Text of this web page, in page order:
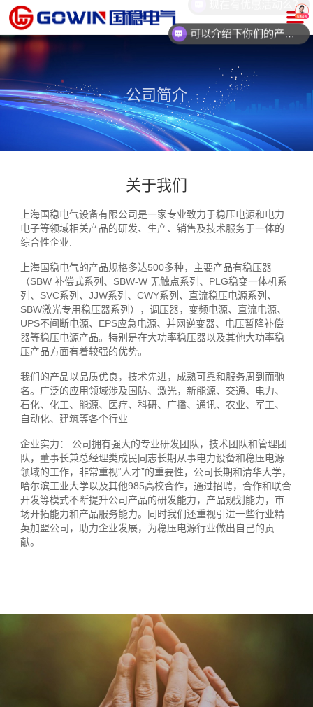
公司简介
关于我们
上海国稳电气设备有限公司是一家专业致力于稳压电源和电力
电子等领域相关产品的研发、生产、销售及技术服务于一体的
综合性企业.
上海国稳电气的产品规格多达500多种，主要产品有稳压器
（SBW 补偿式系列、SBW-W 无触点系列、PLG稳变一体机系
列、SVC系列、JJW系列、CWY系列、直流稳压电源系列、
SBW激光专用稳压器系列），调压器，变频电源、直流电源、
UPS不间断电源、EPS应急电源、并网逆变器、电压暂降补偿
器等稳压电源产品。特别是在大功率稳压器以及其他大功率稳
压产品方面有着较强的优势。
我们的产品以品质优良，技术先进，成熟可靠和服务周到而驰
名。广泛的应用领域涉及国防、激光，新能源、交通、电力、
石化、化工、能源、医疗、科研、广播、通讯、农业、军工、
自动化、建筑等各个行业
企业实力： 公司拥有强大的专业研发团队，技术团队和管理团
队，董事长兼总经理类成民同志长期从事电力设备和稳压电源
领域的工作，非常重视“人才”的重要性，公司长期和清华大学，
哈尔滨工业大学以及其他985高校合作，通过招聘，合作和联合
开发等模式不断提升公司产品的研发能力，产品规划能力，市
场开拓能力和产品服务能力。同时我们还重视引进一些行业精
英加盟公司，助力企业发展，为稳压电源行业做出自己的贡
献。
你们是怎么收费的呢？